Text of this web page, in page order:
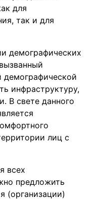
для
так и для
демографических
демографической
инфраструктуру,
В свете данного
лиц с
всех
предложить
(организации)